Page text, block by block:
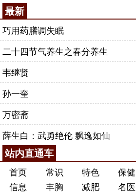
最新
巧用药膳调失眠
二十四节气养生之春分养生
韦继贤
孙一奎
万密斋
薛生白：武勇绝伦 飘逸如仙
站内直通车
首页 常识 特色 保健
信息
丰胸 减肥 名医